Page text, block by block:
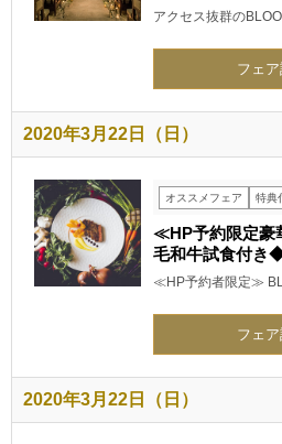
アクセス抜群の
フェ
2020年3月22日（日）
オススメフェア 特典
≪HP予約限定豪
毛和牛試食付き
≪HP予約者限定≫
フェ
2020年3月22日（日）